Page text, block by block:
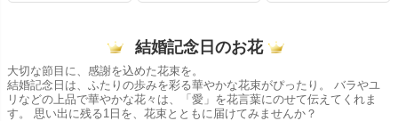
結婚記念日のお花
大切な節目に、感謝を込めた花束を。
結婚記念日は、ふたりの歩みを彩る華やかな花束がぴったり。 バラやユ
リなどの上品で華やかな花々は、「愛」を花言葉にのせて伝えてくれま
す。 思い出に残る1日を、花束とともに届けてみませんか？